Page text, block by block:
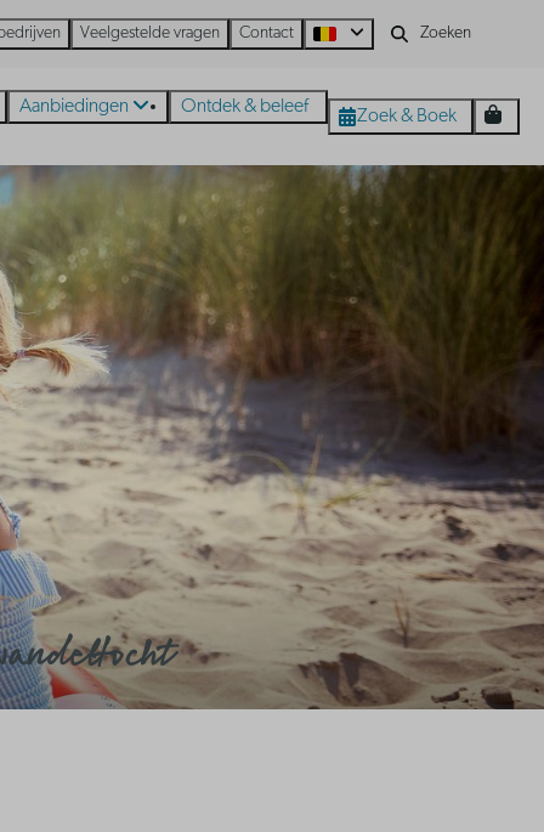
Veelgestelde vragen Contact
Aanbiedingen Ontdek & beleef Zoek & Boek